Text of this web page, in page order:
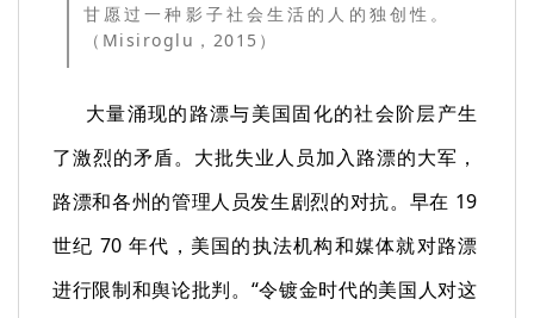
甘愿过一种影子社会生活的人的独创性。
（Misiroglu，2015）
大量涌现的路漂与美国固化的社会阶层产生
了激烈的矛盾。大批失业人员加入路漂的大军，
路漂和各州的管理人员发生剧烈的对抗。早在 19
世纪 70 年代，美国的执法机构和媒体就对路漂
进行限制和舆论批判。“令镀金时代的美国人对这